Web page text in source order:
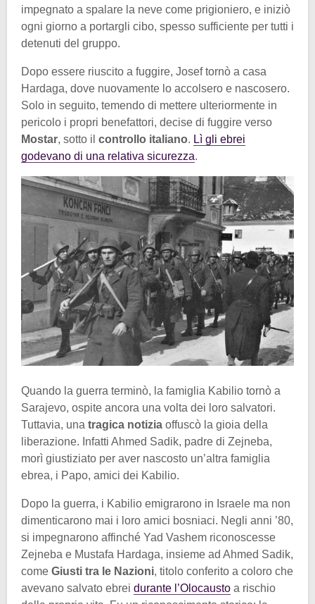
impegnato a spalare la neve come prigioniero, e iniziò
ogni giorno a portargli cibo, spesso sufficiente per tutti i
detenuti del gruppo.
Dopo essere riuscito a fuggire, Josef tornò a casa
Hardaga, dove nuovamente lo accolsero e nascosero.
Solo in seguito, temendo di mettere ulteriormente in
pericolo i propri benefattori, decise di fuggire verso
Mostar, sotto il controllo italiano. Lì gli ebrei
godevano di una relativa sicurezza.
Quando la guerra terminò, la famiglia Kabilio tornò a
Sarajevo, ospite ancora una volta dei loro salvatori.
Tuttavia, una tragica notizia offuscò la gioia della
liberazione. Infatti Ahmed Sadik, padre di Zejneba,
morì giustiziato per aver nascosto un’altra famiglia
ebrea, i Papo, amici dei Kabilio.
Dopo la guerra, i Kabilio emigrarono in Israele ma non
dimenticarono mai i loro amici bosniaci. Negli anni ’80,
si impegnarono affinché Yad Vashem riconoscesse
Zejneba e Mustafa Hardaga, insieme ad Ahmed Sadik,
come Giusti tra le Nazioni, titolo conferito a coloro che
avevano salvato ebrei durante l’Olocausto a rischio